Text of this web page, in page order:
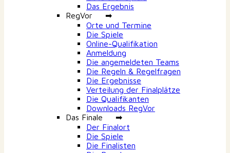
Das Ergebnis
RegVor ➡
Orte und Termine
Die Spiele
Online-Qualifikation
Anmeldung
Die angemeldeten Teams
Die Regeln & Regelfragen
Die Ergebnisse
Verteilung der Finalplätze
Die Qualifikanten
Downloads RegVor
Das Finale ➡
Der Finalort
Die Spiele
Die Finalisten